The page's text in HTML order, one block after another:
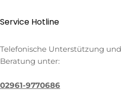
Service Hotline
Telefonische Unterstützung und
Beratung unter:
02961-9770686